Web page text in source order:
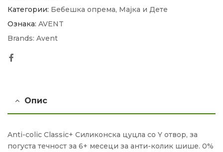
Категории: Бебешка опрема, Мајка и Дете
Ознака: AVENT
Brands: Avent
Опис
Anti-colic Classic+ Силиконска цуцла со Y отвор, за
погуста течност за 6+ месеци за анти-колик шише. 0%